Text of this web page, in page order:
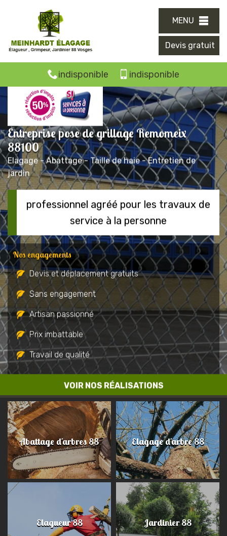
MENU
Devis gratuit
indisponible indisponible
Entreprise pose de grillage Remomeix
88100
Elagage - Abattage - Taille de haie - Entretien de
jardin
VOIR NOS RÉALISATIONS
professionnel agréé pour les travaux de
service à la personne
Nos engagements
Devis et déplacement gratuits
Sans engagement
Artisan passionné
Prix imbattable
Travail de qualité
Abattage d'arbres 88 Elagage d'arbre 88
Elagueur 88 Jardinier 88